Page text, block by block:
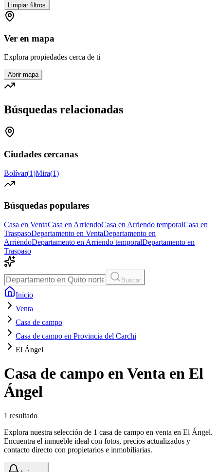
Limpiar filtros
Ver en mapa
Explora propiedades cerca de ti
Abrir mapa
Búsquedas relacionadas
Ciudades cercanas
Bolívar(1)Mira(1)
Búsquedas populares
Casa en VentaCasa en ArriendoCasa en Arriendo temporalCasa en
TraspasoDepartamento en VentaDepartamento en
ArriendoDepartamento en Arriendo temporalDepartamento en
Traspaso
Buscar
Inicio
Venta
Casa de campo
Casa de campo en Provincia del Carchi
El Ángel
Casa de campo en Venta en El
Ángel
1 resultado
Explora nuestra selección de 1 casa de campo en venta en El Ángel.
Encuentra el inmueble ideal con fotos, precios actualizados y
contacto directo con propietarios e inmobiliarias.